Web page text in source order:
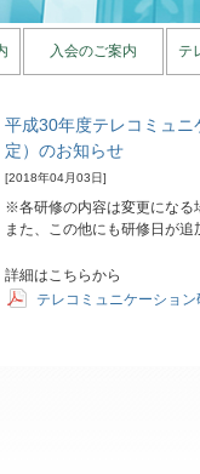
入会のご案内 テ
平成30年度テレコミュ
定）のお知らせ
[2018年04月03日]
※各研修の内容は変更になる
また、この他にも研修日が
詳細はこちらから
テレコミュニケーショ